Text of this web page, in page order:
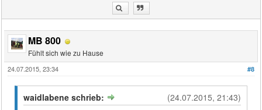
MB 800
Fühlt sich wie zu Hause
#8
24.07.2015, 23:34
(24.07.2015, 21:43)
waidlabene schrieb: